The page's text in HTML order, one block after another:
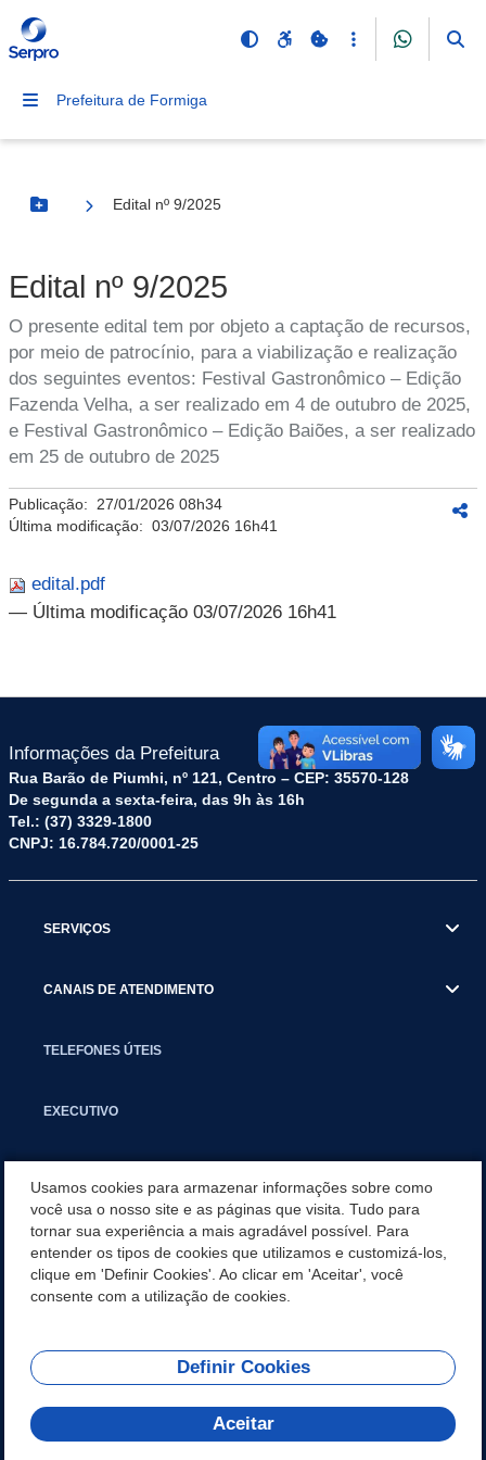
Prefeitura de Formiga
Botão Menu
Edital nº 9/2025
Edital nº 9/2025
O presente edital tem por objeto a captação de recursos,
por meio de patrocínio, para a viabilização e realização
dos seguintes eventos: Festival Gastronômico – Edição
Fazenda Velha, a ser realizado em 4 de outubro de 2025,
e Festival Gastronômico – Edição Baiões, a ser realizado
em 25 de outubro de 2025
Publicação: 27/01/2026 08h34
Última modificação: 03/07/2026 16h41
edital.pdf
— Última modificação 03/07/2026 16h41
Informações da Prefeitura
Rua Barão de Piumhi, nº 121, Centro – CEP: 35570-128
De segunda a sexta-feira, das 9h às 16h
Tel.: (37) 3329-1800
CNPJ: 16.784.720/0001-25
SERVIÇOS
CANAIS DE ATENDIMENTO
TELEFONES ÚTEIS
EXECUTIVO
APLICATIVO
SECRETARIAS
REDES SOCIAIS
Usamos cookies para armazenar informações sobre como
você usa o nosso site e as páginas que visita. Tudo para
tornar sua experiência a mais agradável possível. Para
entender os tipos de cookies que utilizamos e customizá-los,
clique em 'Definir Cookies'. Ao clicar em 'Aceitar', você
consente com a utilização de cookies.
Definir Cookies
Aceitar